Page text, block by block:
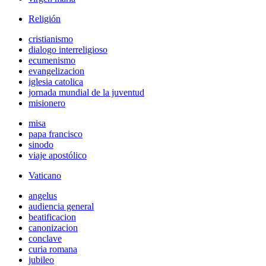
Religión
cristianismo
dialogo interreligioso
ecumenismo
evangelizacion
iglesia catolica
jornada mundial de la juventud
misionero
misa
papa francisco
sinodo
viaje apostólico
Vaticano
angelus
audiencia general
beatificacion
canonizacion
conclave
curia romana
jubileo